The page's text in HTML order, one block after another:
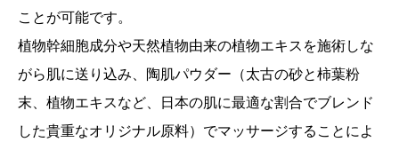
ことが可能です。
植物幹細胞成分や天然植物由来の植物エキスを施術しな
がら肌に送り込み、陶肌パウダー（太古の砂と柿葉粉
末、植物エキスなど、日本の肌に最適な割合でブレンド
した貴重なオリジナル原料）でマッサージすることによ